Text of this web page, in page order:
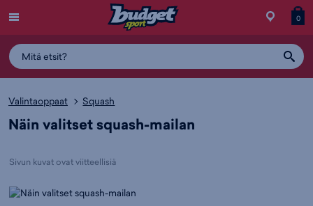
Siirry
0
Valintaoppaat Squash
Näin valitset squash-mailan
Sivun kuvat ovat viitteellisiä